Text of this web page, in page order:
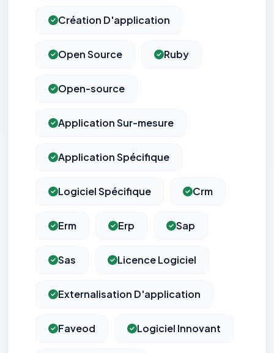
Création D'application
Open Source Ruby
Open-source
Application Sur-mesure
Application Spécifique
Logiciel Spécifique Crm
Erm Erp Sap
Sas Licence Logiciel
Externalisation D'application
Faveod Logiciel Innovant